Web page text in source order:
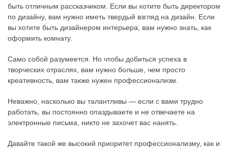
быть отличным рассказчиком. Если вы хотите быть директором
по дизайну, вам нужно иметь твердый взгляд на дизайн. Если
вы хотите быть дизайнером интерьера, вам нужно знать, как
оформить комнату.
Само собой разумеется. Но чтобы добиться успеха в
творческих отраслях, вам нужно больше, чем просто
креативность, вам также нужен профессионализм.
Неважно, насколько вы талантливы — если с вами трудно
работать, вы постоянно опаздываете и не отвечаете на
электронные письма, никто не захочет вас нанять.
Давайте такой же высокий приоритет профессионализму, как и